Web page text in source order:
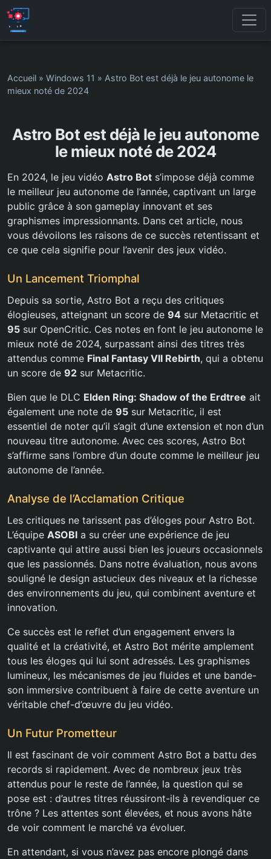
Accueil » Windows 11 » Astro Bot est déjà le jeu autonome le
mieux noté de 2024
Astro Bot est déjà le jeu autonome
le mieux noté de 2024
En 2024, le jeu vidéo Astro Bot s’impose déjà comme
le meilleur jeu autonome de l’année, captivant un large
public grâce à son gameplay innovant et ses
graphismes impressionnants. Dans cet article, nous
vous dévoilons les raisons de ce succès retentissant et
ce que cela signifie pour l’avenir des jeux vidéo.
Un Lancement Triomphal
Depuis sa sortie, Astro Bot a reçu des critiques
élogieuses, atteignant un score de 94 sur Metacritic et
95 sur OpenCritic. Ces notes en font le jeu autonome le
mieux noté de 2024, surpassant ainsi des titres très
attendus comme Final Fantasy VII Rebirth, qui a obtenu
un score de 92 sur Metacritic.
Bien que le DLC Elden Ring: Shadow of the Erdtree ait
également une note de 95 sur Metacritic, il est
essentiel de noter qu’il s’agit d’une extension et non d’un
nouveau titre autonome. Avec ces scores, Astro Bot
s’affirme sans l’ombre d’un doute comme le meilleur jeu
autonome de l’année.
Analyse de l’Acclamation Critique
Les critiques ne tarissent pas d’éloges pour Astro Bot.
L’équipe ASOBI a su créer une expérience de jeu
captivante qui attire aussi bien les joueurs occasionnels
que les passionnés. Dans notre évaluation, nous avons
souligné le design astucieux des niveaux et la richesse
des environnements du jeu, qui combinent aventure et
innovation.
Ce succès est le reflet d’un engagement envers la
qualité et la créativité, et Astro Bot mérite amplement
tous les éloges qui lui sont adressés. Les graphismes
lumineux, les mécanismes de jeu fluides et une bande-
son immersive contribuent à faire de cette aventure un
véritable chef-d’œuvre du jeu vidéo.
Un Futur Prometteur
Il est fascinant de voir comment Astro Bot a battu des
records si rapidement. Avec de nombreux jeux très
attendus pour le reste de l’année, la question qui se
pose est : d’autres titres réussiront-ils à revendiquer ce
trône ? Les attentes sont élevées, et nous avons hâte
de voir comment le marché va évoluer.
En attendant, si vous n’avez pas encore plongé dans